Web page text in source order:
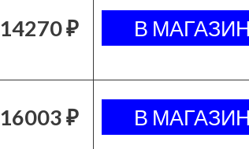
14270 ₽
16003 ₽